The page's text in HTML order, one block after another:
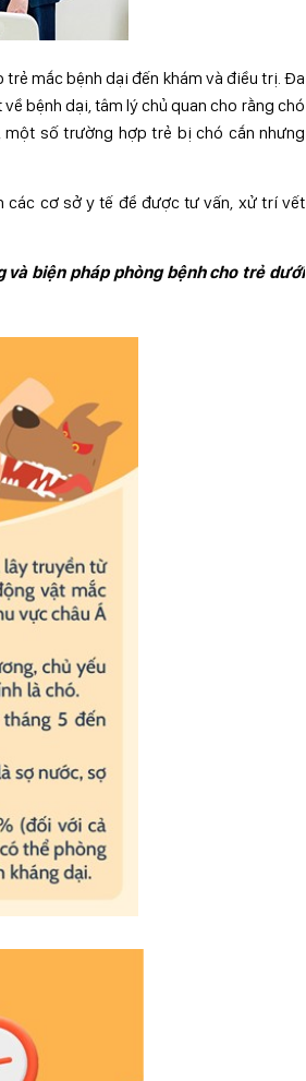
mắc bệnh dại đến khám và điều trị. Đa
bệnh dại, tâm lý chủ quan cho rằng chó
số trường hợp trẻ bị chó cắn nhưng
các cơ sở y tế để được tư vấn, xử trí vết
biện pháp phòng bệnhchotrẻdưới